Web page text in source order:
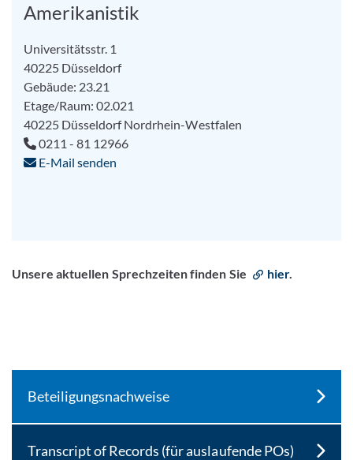
Amerikanistik
Universitätsstr. 1
40225 Düsseldorf
Gebäude: 23.21
Etage/Raum: 02.021
40225 DüsseldorfNordrhein-Westfalen
0211 - 81 12966
E-Mail senden
Unsere aktuellen Sprechzeiten finden Sie hier.
Beteiligungsnachweise
Transcript of Records (für auslaufende POs)